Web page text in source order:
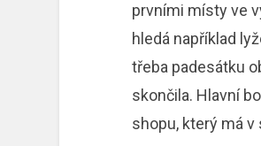
prvními místy ve
hledá například
třeba padesátku
skončila. Hlavní
shopu, který má v